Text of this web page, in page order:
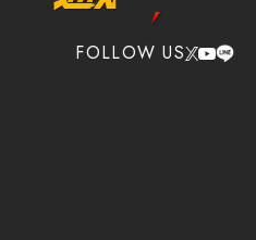
FOLLOW US